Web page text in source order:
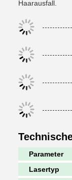
Haarausfall.
Parameter
Lasertyp